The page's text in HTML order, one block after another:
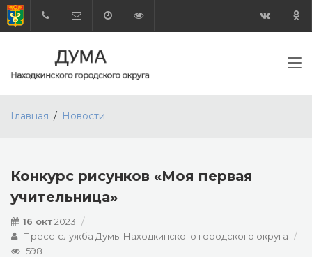
Главная Новости
Конкурс рисунков «Моя первая
учительница»
16 окт2023
Пресс-служба Думы Находкинского городского округа
598